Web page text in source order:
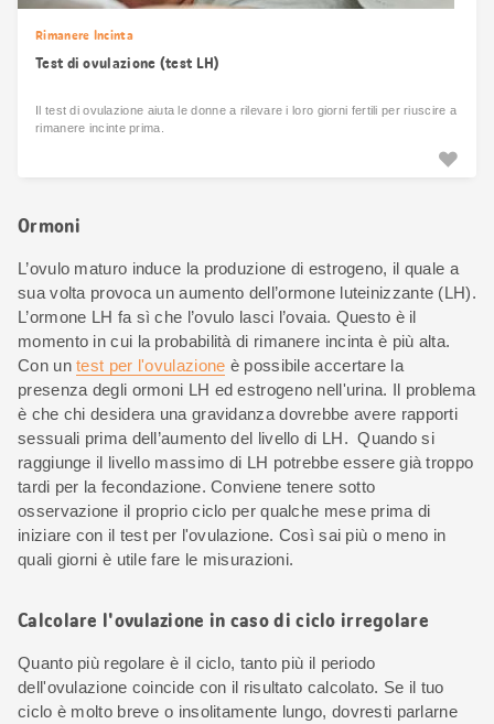
Rimanere Incinta
Test di ovulazione (test LH)
Il test di ovulazione aiuta le donne a rilevare i loro giorni fertili per riuscire a
rimanere incinte prima.
Ormoni
L’ovulo maturo induce la produzione di estrogeno, il quale a
sua volta provoca un aumento dell’ormone luteinizzante (LH).
L’ormone LH fa sì che l’ovulo lasci l’ovaia. Questo è il
momento in cui la probabilità di rimanere incinta è più alta.
Con untest per l'ovulazione è possibile accertare la
presenza degli ormoni LH ed estrogeno nell'urina. Il problema
è che chi desidera una gravidanza dovrebbe avere rapporti
sessuali prima dell’aumento del livello di LH. Quando si
raggiunge il livello massimo di LH potrebbe essere già troppo
tardi per la fecondazione. Conviene tenere sotto
osservazione il proprio ciclo per qualche mese prima di
iniziare con il test per l'ovulazione. Così sai più o meno in
quali giorni è utile fare le misurazioni.
Calcolare l'ovulazione in caso di ciclo irregolare
Quanto più regolare è il ciclo, tanto più il periodo
dell'ovulazione coincide con il risultato calcolato. Se il tuo
ciclo è molto breve o insolitamente lungo, dovresti parlarne